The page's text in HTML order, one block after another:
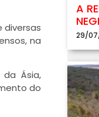
diversas
na
Ásia,
do
A
29/